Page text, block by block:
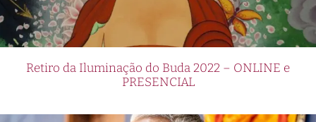
Retiro da Iluminação do Buda 2022 – ONLINE e
PRESENCIAL